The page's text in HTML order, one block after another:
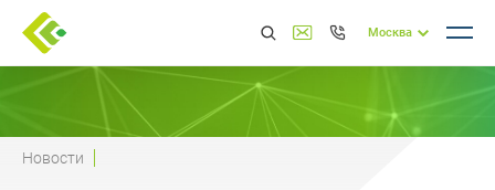
Москва
Новости